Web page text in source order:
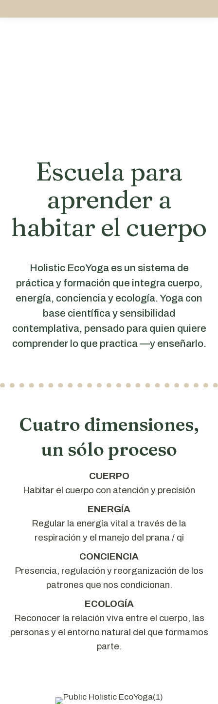
Escuela para
aprender a
habitar el cuerpo
Holistic EcoYoga es un sistema de
práctica y formación que integra cuerpo,
energía, conciencia y ecología. Yoga con
base científica y sensibilidad
contemplativa, pensado para quien quiere
comprender lo que practica —y enseñarlo.
Cuatro dimensiones,
un sólo proceso
CUERPO
Habitar el cuerpo con atención y precisión
ENERGÍA
Regular la energía vital a través de la
respiración y el manejo del prana / qi
CONCIENCIA
Presencia, regulación y reorganización de los
patrones que nos condicionan.
ECOLOGÍA
Reconocer la relación viva entre el cuerpo, las
personas y el entorno natural del que formamos
parte.